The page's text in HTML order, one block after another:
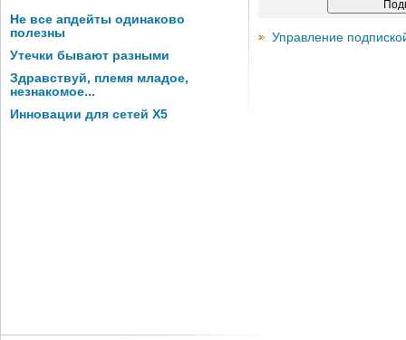
Не все апдейты одинаково
полезны
Утечки бывают разными
Здравствуй, племя младое,
незнакомое...
Инновации для сетей X5
Управление